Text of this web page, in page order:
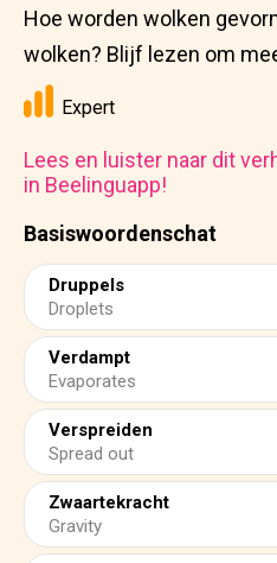
Basiswoordenschat
Druppels
Droplets
Verdampt
Evaporates
Verspreiden
Spread out
Zwaartekracht
Gravity
Hoe worden wolken
wolken? Blijf lezen om
Expert
Lees en luister naar dit
in Beelinguapp!